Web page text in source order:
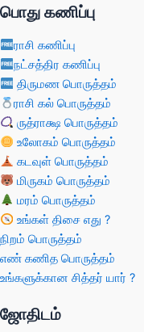
பொது கணிப்பு
ராசி கணிப்பு
நட்சத்திர கணிப்பு
திருமண பொருத்தம்
ராசி கல் பொருத்தம்
ருத்ராக்ஷ பொருத்தம்
உலோகம் பொருத்தம்
கடவுள் பொருத்தம்
மிருகம் பொருத்தம்
மரம் பொருத்தம்
உங்கள் திசை எது ?
நிறம் பொருத்தம்
எண் கணித பொருத்தம்
உங்களுக்கான சித்தர் யார் ?
ஜோதிடம்